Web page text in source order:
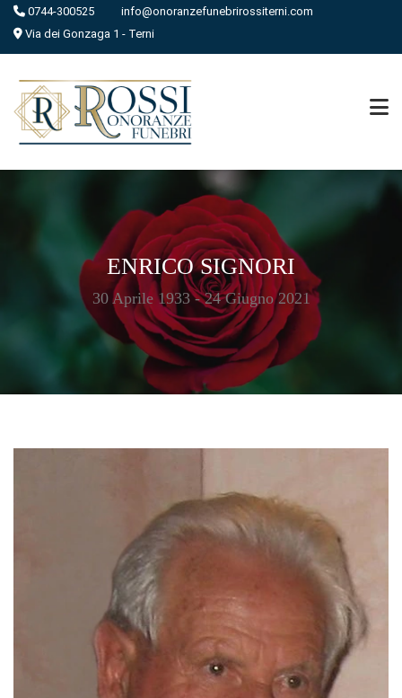
0744-300525
info@onoranzefunebrirossiterni.com
Via dei Gonzaga 1 - Terni
ENRICO SIGNORI
30 Aprile 1933 - 24 Giugno 2021